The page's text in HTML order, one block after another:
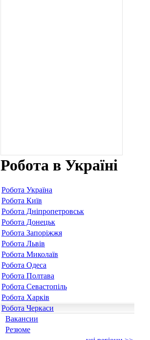
Робота в Україні
Робота Україна
Робота Київ
Робота Дніпропетровськ
Робота Донецьк
Робота Запоріжжя
Робота Львів
Робота Миколаїв
Робота Одеса
Робота Полтава
Робота Севастопіль
Робота Харків
Робота Черкаси
Вакансии
Резюме